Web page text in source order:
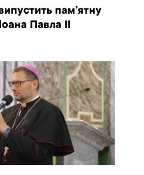
пам’ятну
Павла II